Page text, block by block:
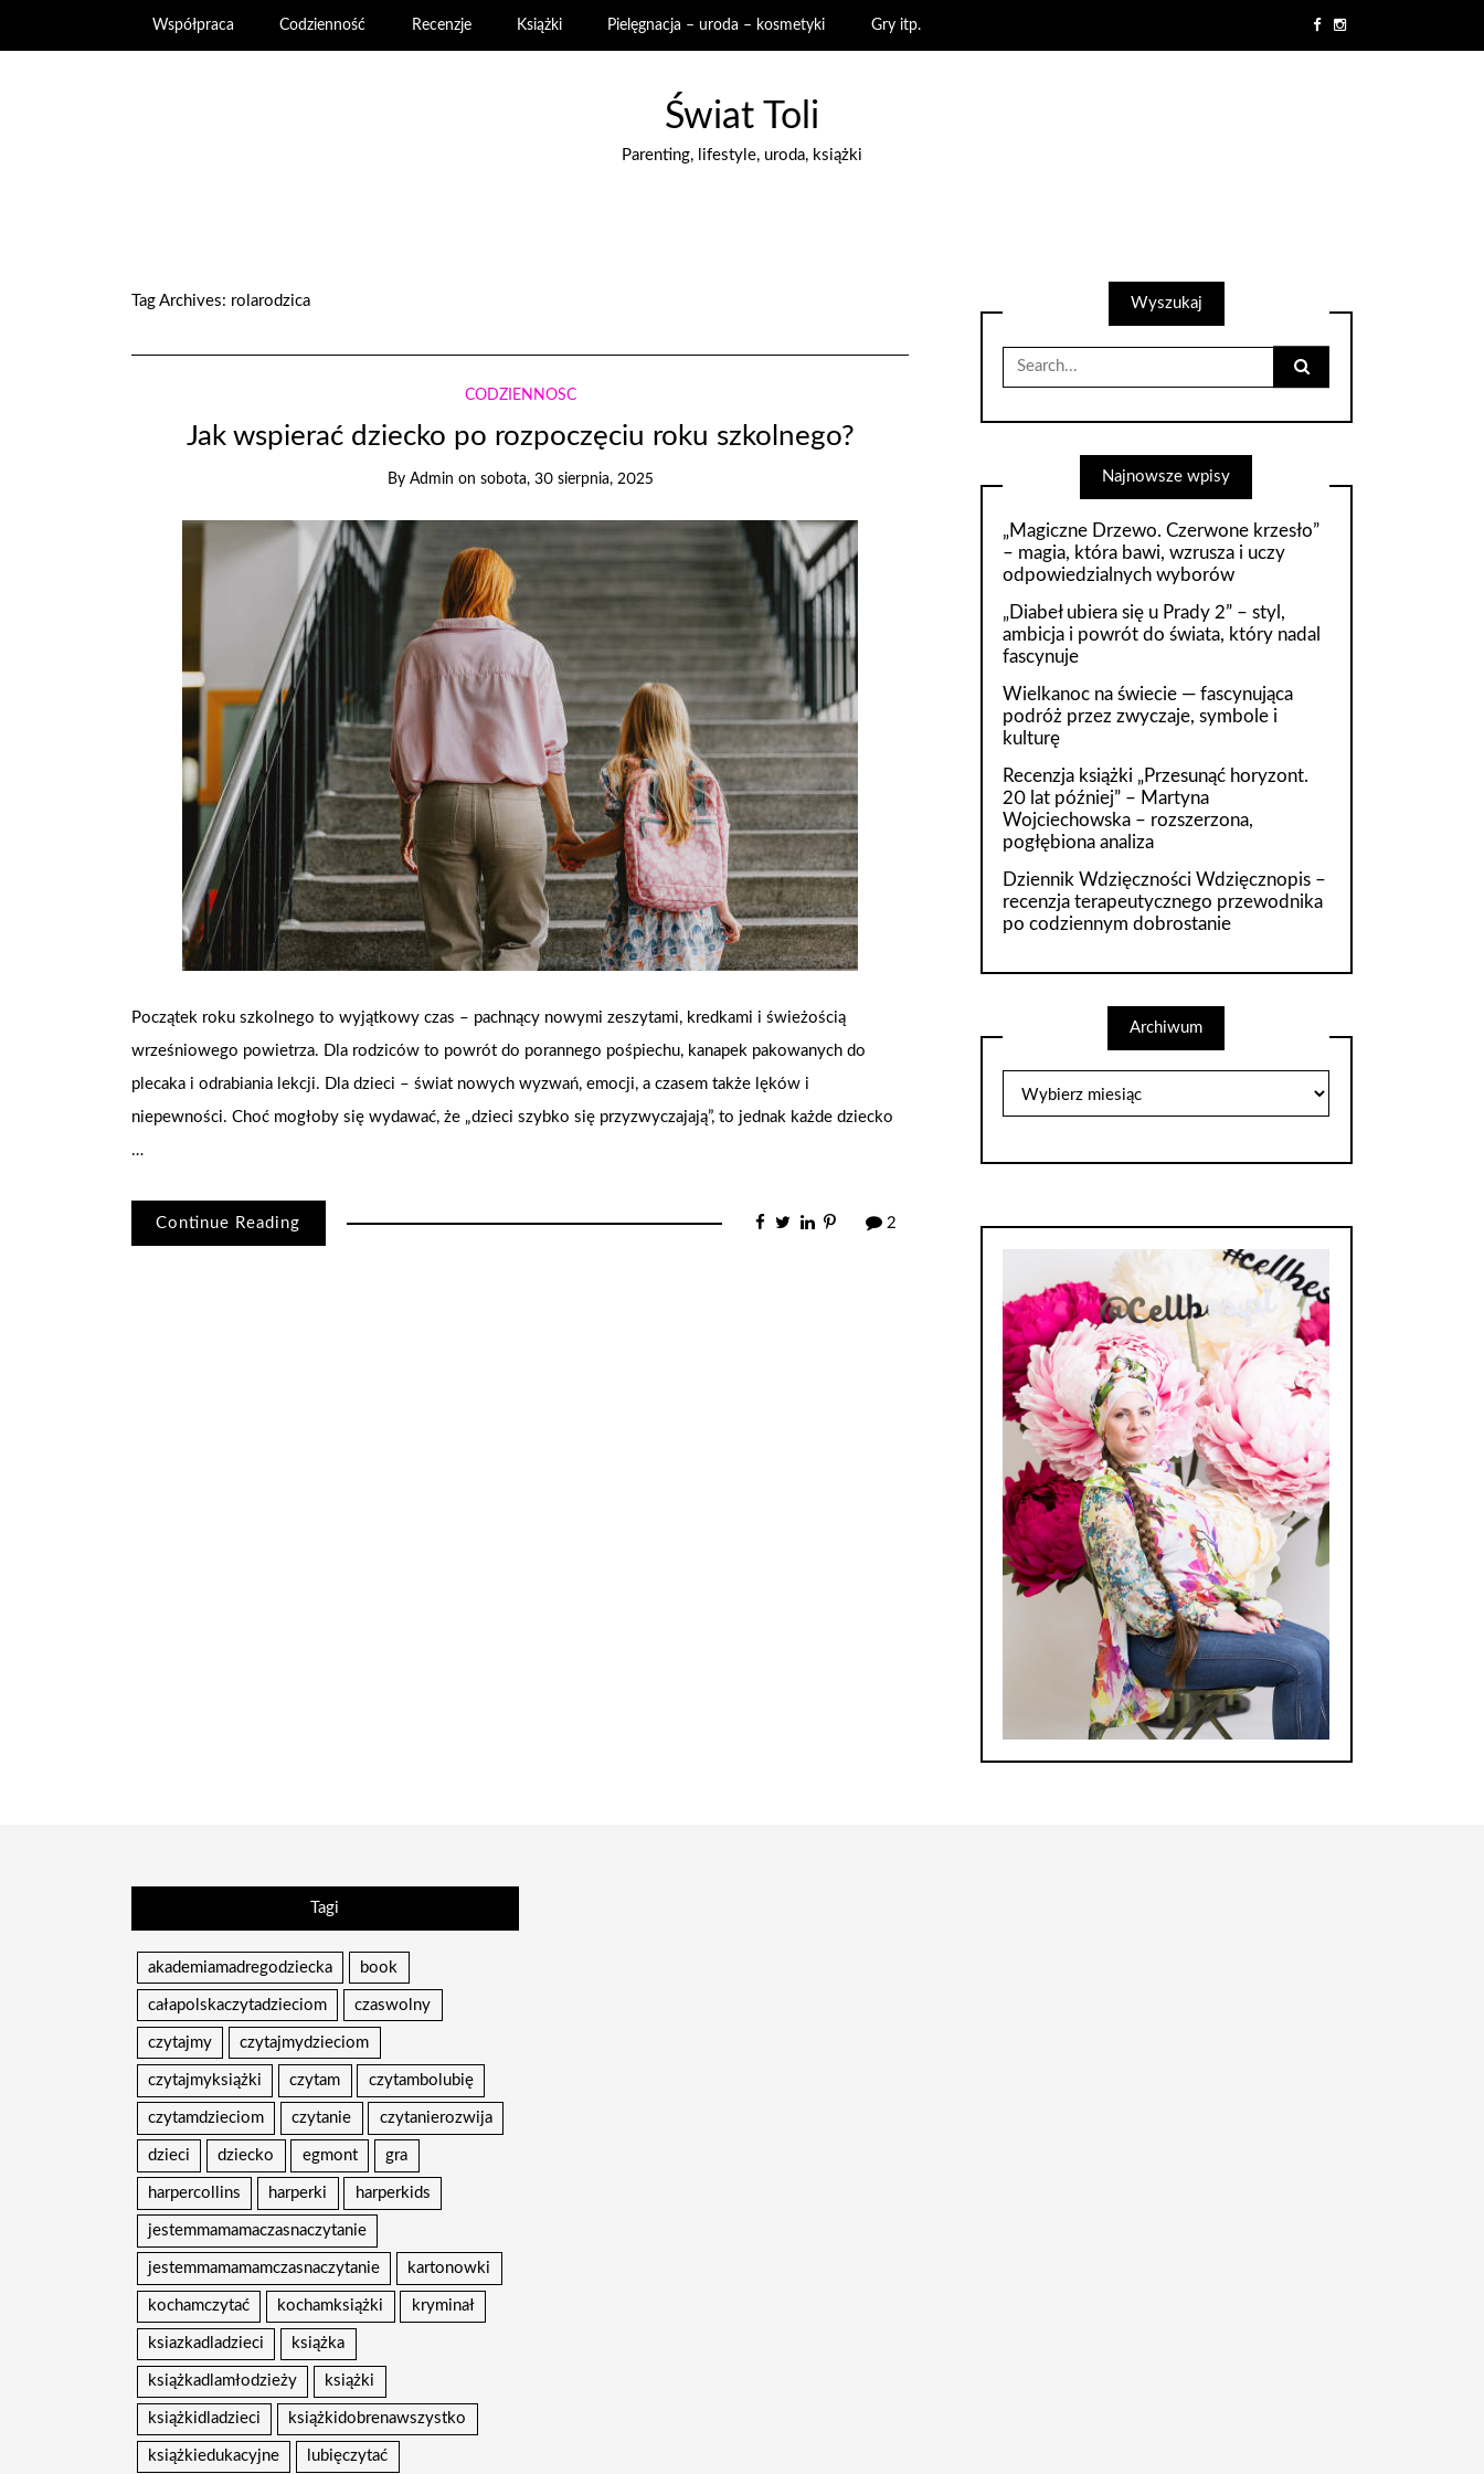
Współpraca Codzienność Recenzje Książki Pielęgnacja – uroda – kosmetyki Gry itp.
Świat Toli
Parenting, lifestyle, uroda, książki
Tag Archives: rolarodzica
CODZIENNOŚĆ
Jak wspierać dziecko po rozpoczęciu roku szkolnego?
By Admin on sobota, 30 sierpnia, 2025
Początek roku szkolnego to wyjątkowy czas – pachnący nowymi zeszytami, kredkami i świeżością
wrześniowego powietrza. Dla rodziców to powrót do porannego pośpiechu, kanapek pakowanych do
plecaka i odrabiania lekcji. Dla dzieci – świat nowych wyzwań, emocji, a czasem także lęków i
niepewności. Choć mogłoby się wydawać, że „dzieci szybko się przyzwyczajają”, to jednak każde dziecko
…
Continue Reading 2
Wyszukaj
Search
for:
Najnowsze wpisy
„Magiczne Drzewo. Czerwone krzesło”
– magia, która bawi, wzrusza i uczy
odpowiedzialnych wyborów
„Diabeł ubiera się u Prady 2” – styl,
ambicja i powrót do świata, który nadal
fascynuje
Wielkanoc na świecie — fascynująca
podróż przez zwyczaje, symbole i
kulturę
Recenzja książki „Przesunąć horyzont.
20 lat później” – Martyna
Wojciechowska – rozszerzona,
pogłębiona analiza
Dziennik Wdzięczności Wdzięcznopis –
recenzja terapeutycznego przewodnika
po codziennym dobrostanie
Archiwum
Tagi
akademiamadregodziecka book
całapolskaczytadzieciom czaswolny
czytajmy czytajmydzieciom
czytajmyksiążki czytam czytambolubię
czytamdzieciom czytanie czytanierozwija
dzieci dziecko egmont gra
harpercollins harperki harperkids
jestemmamamaczasnaczytanie
jestemmamamamczasnaczytanie kartonowki
kochamczytać kochamksiążki kryminał
ksiazkadladzieci książka
książkadlamłodzieży książki
książkidladzieci książkidobrenawszystko
książkiedukacyjne lubięczytać